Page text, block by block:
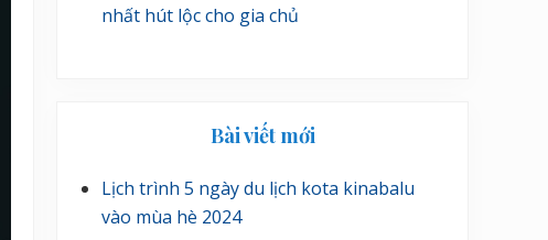
nhất hút lộc cho gia chủ
Bài viết mới
Lịch trình 5 ngày du lịch kota kinabalu
vào mùa hè 2024